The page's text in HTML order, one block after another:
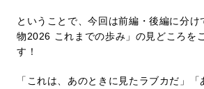
ということで、今回は前編・後編に分け
物2026 これまでの歩み」の見どころを
す！
「これは、あのときに見たラブカだ」